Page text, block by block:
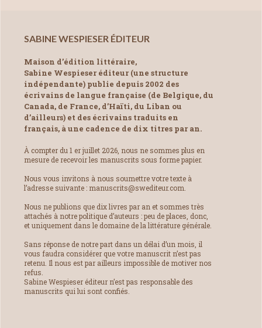
SABINE WESPIESER ÉDITEUR
Maison d’édition littéraire,
Sabine Wespieser éditeur (une structure
indépendante) publie depuis 2002 des
écrivains de langue française (de Belgique, du
Canada, de France, d’Haïti, du Liban ou
d’ailleurs) et des écrivains traduits en
français, à une cadence de dix titres par an.
À compter du 1 er juillet 2026, nous ne sommes plus en
mesure de recevoir les manuscrits sous forme papier.
Nous vous invitons à nous soumettre votre texte à
l’adresse suivante : manuscrits@swediteur.com.
Nous ne publions que dix livres par an et sommes très
attachés à notre politique d’auteurs : peu de places, donc,
et uniquement dans le domaine de la littérature générale.
Sans réponse de notre part dans un délai d’un mois, il
vous faudra considérer que votre manuscrit n’est pas
retenu. Il nous est par ailleurs impossible de motiver nos
refus.
Sabine Wespieser éditeur n’est pas responsable des
manuscrits qui lui sont confiés.